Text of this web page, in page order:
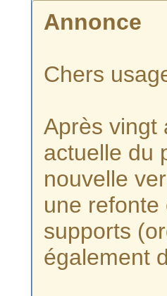
Annonce
Chers
Après vingt
actuelle du
nouvelle
une
supports
également